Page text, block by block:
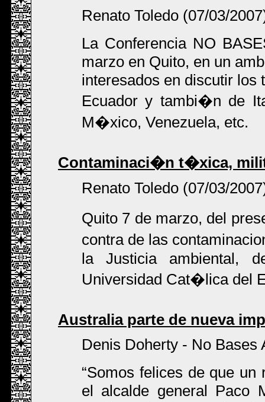
Renato Toledo (07/03/
La Conferencia NO
marzo en Quito, en un
interesados en discutir los
Ecuador y tambi�n de
M�xico, Venezuela, etc.
Contaminaci�n t�xica,
Renato Toledo (07/03/
Quito 7 de marzo, del
contra de las
la Justicia ambiental,
Universidad Cat�lica del
Australia parte de nueva
Denis Doherty - No Bases
Somos felices de que un
el alcalde general Paco